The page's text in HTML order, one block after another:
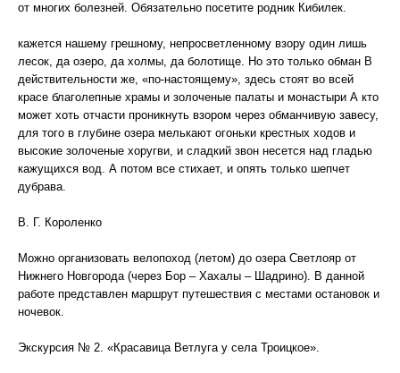
от многих болезней. Обязательно посетите родник Кибилек.
кажется нашему грешному, непросветленному взору один лишь
лесок, да озеро, да холмы, да болотище. Но это только обман В
действительности же, «по-настоящему», здесь стоят во всей
красе благолепные храмы и золоченые палаты и монастыри А кто
может хоть отчасти проникнуть взором через обманчивую завесу,
для того в глубине озера мелькают огоньки крестных ходов и
высокие золоченые хоругви, и сладкий звон несется над гладью
кажущихся вод. А потом все стихает, и опять только шепчет
дубрава.
В. Г. Короленко
Можно организовать велопоход (летом) до озера Светлояр от
Нижнего Новгорода (через Бор – Хахалы – Шадрино). В данной
работе представлен маршрут путешествия с местами остановок и
ночевок.
Экскурсия № 2. «Красавица Ветлуга у села Троицкое».